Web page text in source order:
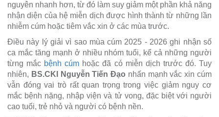
nguyên nhanh hơn, từ đó làm suy giảm một phần khả năng
nhận diện của hệ miễn dịch được hình thành từ những lần
nhiễm cúm hoặc tiêm vắc xin ở các mùa trước.
Điều này lý giải vì sao mùa cúm 2025 - 2026 ghi nhận số
ca mắc tăng mạnh ở nhiều nhóm tuổi, kể cả những người
từng mắc bệnh cúm hoặc đã có miễn dịch trước đó. Tuy
nhiên, BS.CKI Nguyễn Tiến Đạo nhấn mạnh vắc xin cúm
vẫn đóng vai trò rất quan trọng trong việc giảm nguy cơ
mắc bệnh nặng, nhập viện và tử vong, đặc biệt với người
cao tuổi, trẻ nhỏ và người có bệnh nền.